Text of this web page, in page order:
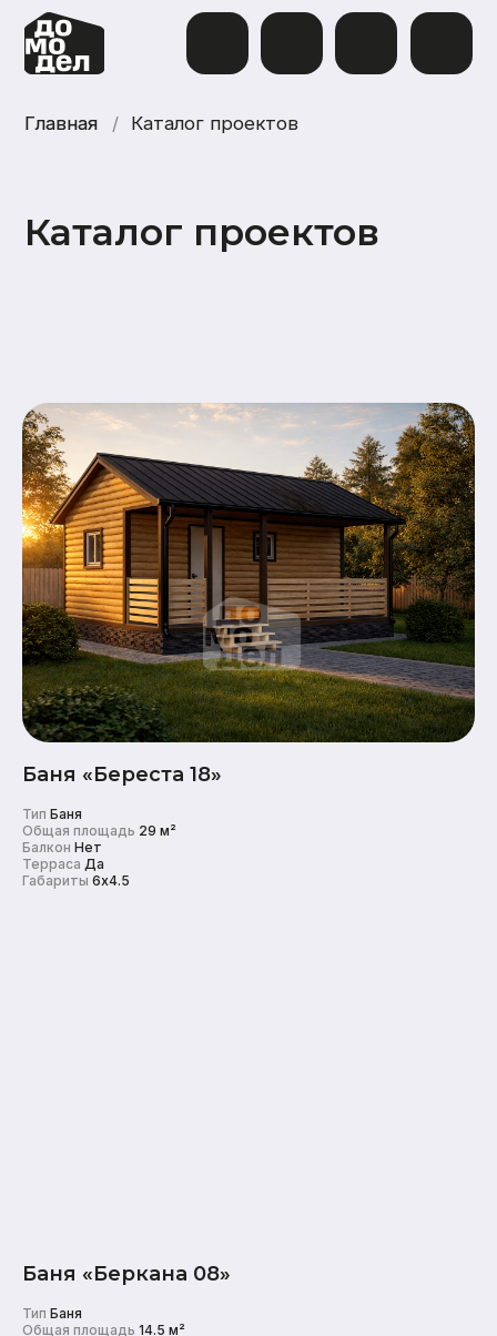
Баня «Береста 18»
Тип Баня
Общая площадь 29 м²
Балкон Нет
Терраса Да
Габариты 6x4.5
Баня «Беркана 08»
Тип Баня
Общая площадь 14.5 м²